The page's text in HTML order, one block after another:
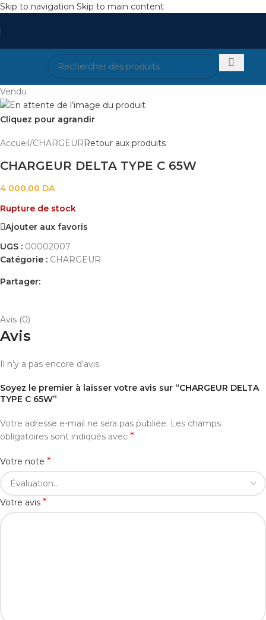
Skip to navigation Skip to main content
Vendu
Cliquez pour agrandir
Accueil /CHARGEUR Retour aux produits
CHARGEUR DELTA TYPE C 65W
4 000,00 DA
Rupture de stock
Ajouter aux favoris
UGS : 00002007
Catégorie : CHARGEUR
Partager:
Avis (0)
Avis
Il n’y a pas encore d’avis.
Soyez le premier à laisser votre avis sur “CHARGEUR DELTA
TYPE C 65W”
Votre adresse e-mail ne sera pas publiée. Les champs
obligatoires sont indiqués avec *
Votre note *
Votre avis *